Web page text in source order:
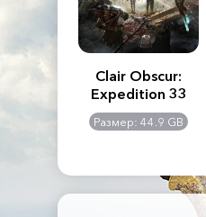
Creed
Clair Obscur:
Expedition 33
Размер: 44.9 GB